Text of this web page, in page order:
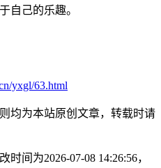
自己的乐趣。
yxgl/63.html
均为本站原创文章，转载时请
时间为2026-07-08 14:26:56，